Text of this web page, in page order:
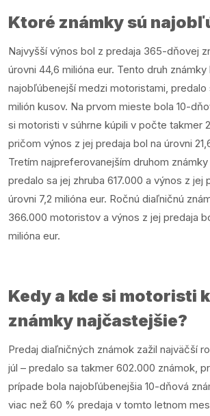
Ktoré známky sú
Najvyšší výnos bol z predaja 365-dňovej
úrovni 44,6 milióna eur. Tento druh
najobľúbenejší medzi motoristami, predalo
milión kusov. Na prvom mieste bola 10-
si motoristi v súhrne kúpili v počte takmer
pričom výnos z jej predaja bol na úrovni
Tretím najpreferovanejším druhom
predalo sa jej zhruba 617.000 a výnos z jej
úrovni 7,2 milióna eur. Ročnú diaľničnú
366.000 motoristov a výnos z jej predaja
milióna eur.
Kedy a kde si motoristi
známky najčastejšie?
Predaj diaľničných známok zažil najväčší
júl – predalo sa takmer 602.000 známok,
prípade bola najobľúbenejšia 10-dňová
viac než 60 % predaja v tomto letnom